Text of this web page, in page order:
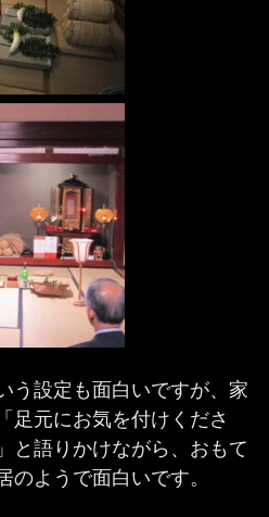
う設定も面白いですが、家
足元にお気を付けくださ
と語りかけながら、おもて
のようで面白いです。